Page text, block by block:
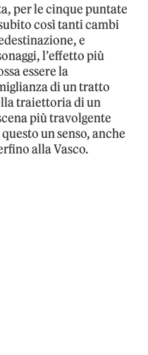
per le cinque puntate
così tanti cambi
e
l’effetto più
essere la
di un tratto
traiettoria di un
più travolgente
un senso, anche
alla Vasco.